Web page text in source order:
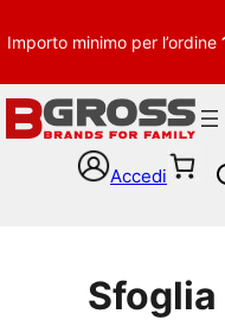
Importo minimo per l’ordine
Accedi